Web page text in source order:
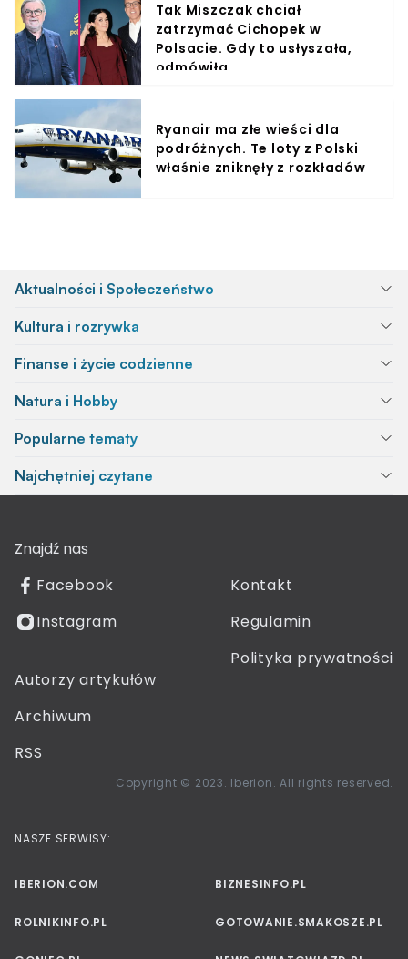
Tak Miszczak chciał
zatrzymać Cichopek w
Polsacie. Gdy to usłyszała,
odmówiła
Ryanair ma złe wieści dla
podróżnych. Te loty z Polski
właśnie zniknęły z rozkładów
Aktualności i Społeczeństwo
Kultura i rozrywka
Finanse i życie codzienne
Natura i Hobby
Popularne tematy
Najchętniej czytane
Znajdź nas
Facebook
Instagram
Kontakt
Regulamin
Polityka prywatności
Autorzy artykułów
Archiwum
RSS
Copyright © 2023. Iberion. All rights reserved.
NASZE SERWISY:
IBERION.COM BIZNESINFO.PL
ROLNIKINFO.PL GOTOWANIE.SMAKOSZE.PL